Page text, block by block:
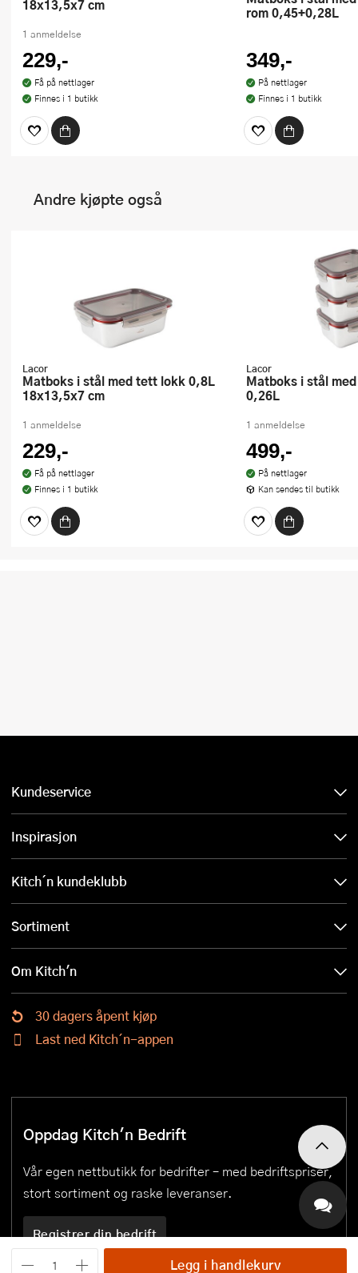
Legg i handlekurv
18x13,5x7 cm
1 anmeldelse
229,-
Få på nettlager
Finnes i 1 butikk
rom 0,45+0,28L
349,-
På nettlager
Finnes i 1 butikk
Andre kjøpte også
Lacor
Matboks i stål med tett lokk 0,8L
18x13,5x7 cm
1 anmeldelse
229,-
Få på nettlager
Finnes i 1 butikk
Lacor
Matboks i stål med tett lokk 3 stk
0,26L
1 anmeldelse
499,-
På nettlager
Kan sendes til butikk
Kundeservice
Inspirasjon
Kitch´n kundeklubb
Sortiment
Om Kitch'n
30 dagers åpent kjøp
Last ned Kitch´n-appen
Oppdag Kitch'n Bedrift
Vår egen nettbutikk for bedrifter – med bedriftspriser,
stort sortiment og raske leveranser.
Registrer din bedrift